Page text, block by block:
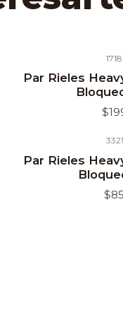
Par Rieles
Par Rieles